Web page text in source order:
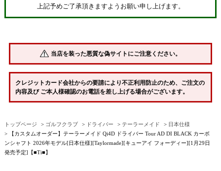
上記予めご了承頂きますようお願い申し上げます。
当店を装った悪質な偽サイトにご注意ください。
クレジットカード会社からの要請により不正利用防止のため、ご注文の
内容及び ご本人様確認のお電話を差し上げる場合がございます。
トップページ ゴルフクラブ ドライバー テーラーメイド
日本仕様
【カスタムオーダー】テーラーメイド Qi4D ドライバー Tour AD DI BLACK カーボ
ンシャフト 2026年モデル[日本仕様][Taylormade][キューアイ フォーディー][1月29日
発売予定]【■Ti■】